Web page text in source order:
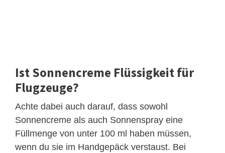
Ist Sonnencreme Flüssigkeit für
Flugzeuge?
Achte dabei auch darauf, dass sowohl
Sonnencreme als auch Sonnenspray eine
Füllmenge von unter 100 ml haben müssen,
wenn du sie im Handgepäck verstaust. Bei